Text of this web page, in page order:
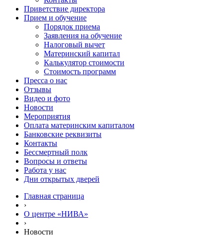
Приветствие директора
Прием и обучение
Порядок приема
Заявления на обучение
Налоговый вычет
Материнский капитал
Калькулятор стоимости
Стоимость программ
Пресса о нас
Отзывы
Видео и фото
Новости
Мероприятия
Оплата материнским капиталом
Банковские реквизиты
Контакты
Бессмертный полк
Вопросы и ответы
Работа у нас
Дни открытых дверей
Главная страница
›
О центре «НИВА»
›
Новости